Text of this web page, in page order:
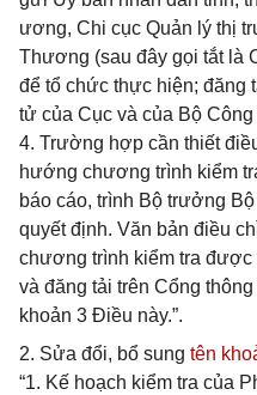
ương, Chi cục Quản lý thị
Thương (sau đây gọi tắt là
để tổ chức thực hiện; đăng
tử của Cục và của Bộ
4. Trường hợp cần thiết
hướng chương trình kiểm
báo cáo, trình Bộ trưởng
quyết định. Văn bản điều
chương trình kiểm tra
và đăng tải trên Cổng
khoản 3 Điều này.”.
2. Sửa đổi, bổ sung tên
“1. Kế hoạch kiểm tra của